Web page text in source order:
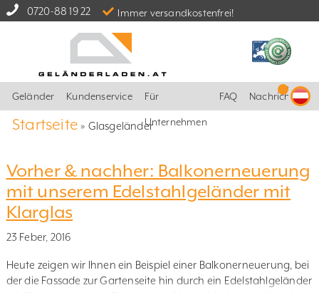
0720-88 19 22 Immer versandkostenfrei!
Geländer Kundenservice Für
Unternehmen
FAQ Nachrichten
Startseite » Glasgeländer
Vorher & nachher: Balkonerneuerung
mit unserem Edelstahlgeländer mit
Klarglas
23 Feber, 2016
Heute zeigen wir Ihnen ein Beispiel einer Balkonerneuerung, bei
der die Fassade zur Gartenseite hin durch ein Edelstahlgeländer